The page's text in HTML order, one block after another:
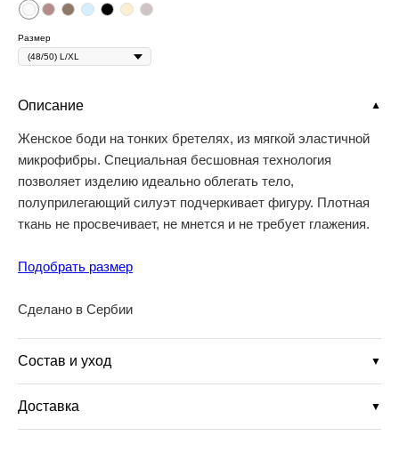
Размер
Описание ▼
Женское боди на тонких бретелях, из мягкой эластичной
микрофибры. Специальная бесшовная технология
позволяет изделию идеально облегать тело,
полуприлегающий силуэт подчеркивает фигуру. Плотная
ткань не просвечивает, не мнется и не требует глажения.
Подобрать размер
Сделано в Сербии
Состав и уход ▼
Доставка ▼